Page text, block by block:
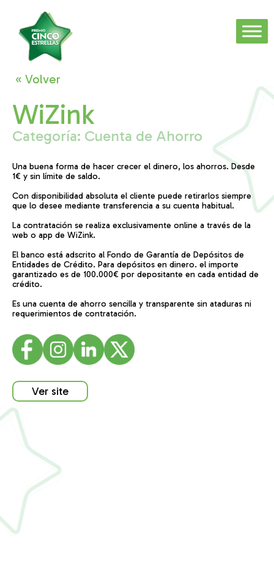
« Volver
WiZink
Categoría: Cuenta de Ahorro
Una buena forma de hacer crecer el dinero, los ahorros. Desde
1€ y sin límite de saldo.
Con disponibilidad absoluta el cliente puede retirarlos siempre
que lo desee mediante transferencia a su cuenta habitual.
La contratación se realiza exclusivamente online a través de la
web o app de WiZink.
El banco está adscrito al Fondo de Garantía de Depósitos de
Entidades de Crédito. Para depósitos en dinero. el importe
garantizado es de 100.000€ por depositante en cada entidad de
crédito.
Es una cuenta de ahorro sencilla y transparente sin ataduras ni
requerimientos de contratación.
Ver site